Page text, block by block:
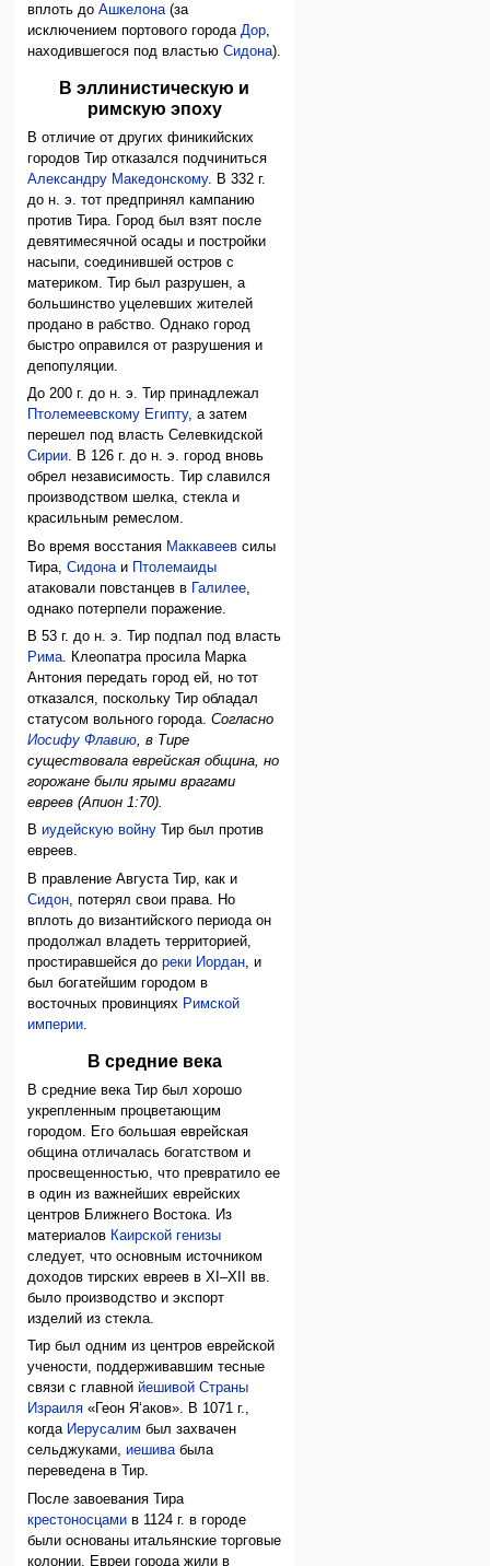
вплоть доАшкелона (за
исключением портового города Дор
находившегося под властьюСидона).
В эллинистическую и
римскую эпоху
В отличие от других финикийских
городов Тир отказался подчиниться
Александру Македонскому. В 332 г.
до н. э. тот предпринял кампанию
против Тира. Город был взят после
девятимесячной осады и постройки
насыпи, соединившей остров с
материком. Тир был разрушен, а
большинство уцелевших жителей
продано в рабство. Однако город
быстро оправился от разрушения и
депопуляции.
До 200 г. до н. э. Тир принадлежал
Птолемеевскому Египту, а затем
перешел под власть Селевкидской
Сирии. В 126 г. до н. э. город вновь
обрел независимость. Тир славился
производством шелка, стекла и
красильным ремеслом.
Во время восстания Маккавеев силы
Тира,Сидона и Птолемаиды
атаковали повстанцев в Галилее
однако потерпели поражение.
В 53 г. до н. э. Тир подпал под власть
Рима. Клеопатра просила Марка
Антония передать город ей, но тот
отказался, поскольку Тир обладал
статусом вольного города.Согласно
Иосифу Флавию, в Тире
существовала еврейская община, но
горожане были ярыми врагами
евреев (Апион 1:70).
Виудейскую войну Тир был против
евреев.
В правление Августа Тир, как и
Сидон , потерял свои права. Но
вплоть до византийского периода он
продолжал владеть территорией,
простиравшейся дореки Иордан , и
был богатейшим городом в
восточных провинциях Римской
империи
В средние века
В средние века Тир был хорошо
укрепленным процветающим
городом. Его большая еврейская
община отличалась богатством и
просвещенностью, что превратило ее
в один из важнейших еврейских
центров Ближнего Востока. Из
материалов Каирской генизы
следует, что основным источником
доходов тирских евреев в XI–XII вв.
было производство и экспорт
изделий из стекла.
Тир был одним из центров еврейской
учености, поддерживавшим тесные
связи с главноййешивой Страны
Израиля «Геон Я‘аков». В 1071 г.,
когда Иерусалим был захвачен
сельджуками,иешивабыла
переведена в Тир.
После завоевания Тира
крестоносцами в 1124 г. в городе
были основаны итальянские торговые
колонии. Евреи города жили в